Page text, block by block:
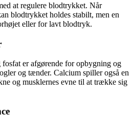
at regulere blodtrykket. Når
blodtrykket holdes stabilt, men en
eller for lavt blodtryk.
er afgørende for opbygning og
og tænder. Calcium spiller også en
og musklernes evne til at trække sig